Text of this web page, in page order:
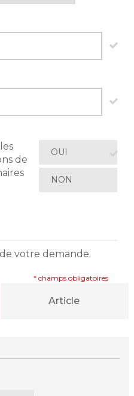
de
OUI
NON
votre demande.
* champs obligatoires
Article